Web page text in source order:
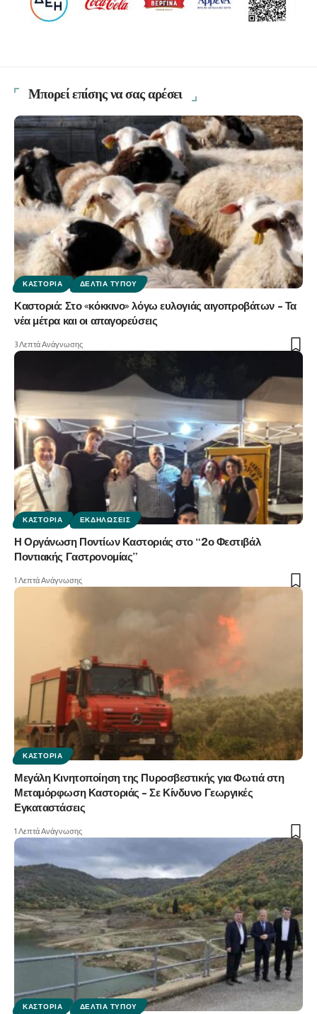
Μπορεί επίσης να σας αρέσει
ΚΑΣΤΟΡΙΆ ΔΕΛΤΊΑ ΤΎΠΟΥ
Καστοριά: Στο «κόκκινο» λόγω ευλογιάς αιγοπροβάτων – Τα
νέα μέτρα και οι απαγορεύσεις
3 Λεπτά Ανάγνωσης
ΚΑΣΤΟΡΙΆ ΕΚΔΗΛΏΣΕΙΣ
Η Οργάνωση Ποντίων Καστοριάς στο “2ο Φεστιβάλ
Ποντιακής Γαστρονομίας”
1 Λεπτά Ανάγνωσης
ΚΑΣΤΟΡΙΆ
Μεγάλη Κινητοποίηση της Πυροσβεστικής για Φωτιά στη
Μεταμόρφωση Καστοριάς – Σε Κίνδυνο Γεωργικές
Εγκαταστάσεις
1 Λεπτά Ανάγνωσης
ΚΑΣΤΟΡΙΆ ΔΕΛΤΊΑ ΤΎΠΟΥ